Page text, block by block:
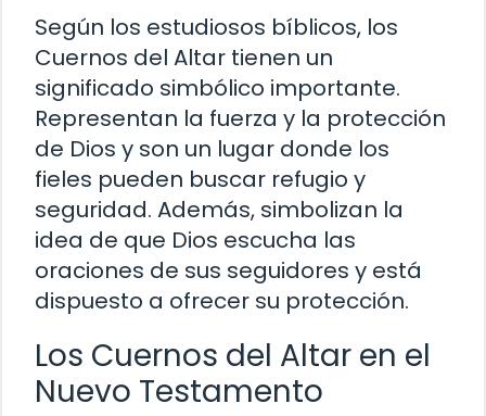
Según los estudiosos bíblicos, los
Cuernos del Altar tienen un
significado simbólico importante.
Representan la fuerza y la protección
de Dios y son un lugar donde los
fieles pueden buscar refugio y
seguridad. Además, simbolizan la
idea de que Dios escucha las
oraciones de sus seguidores y está
dispuesto a ofrecer su protección.
Los Cuernos del Altar en el
Nuevo Testamento